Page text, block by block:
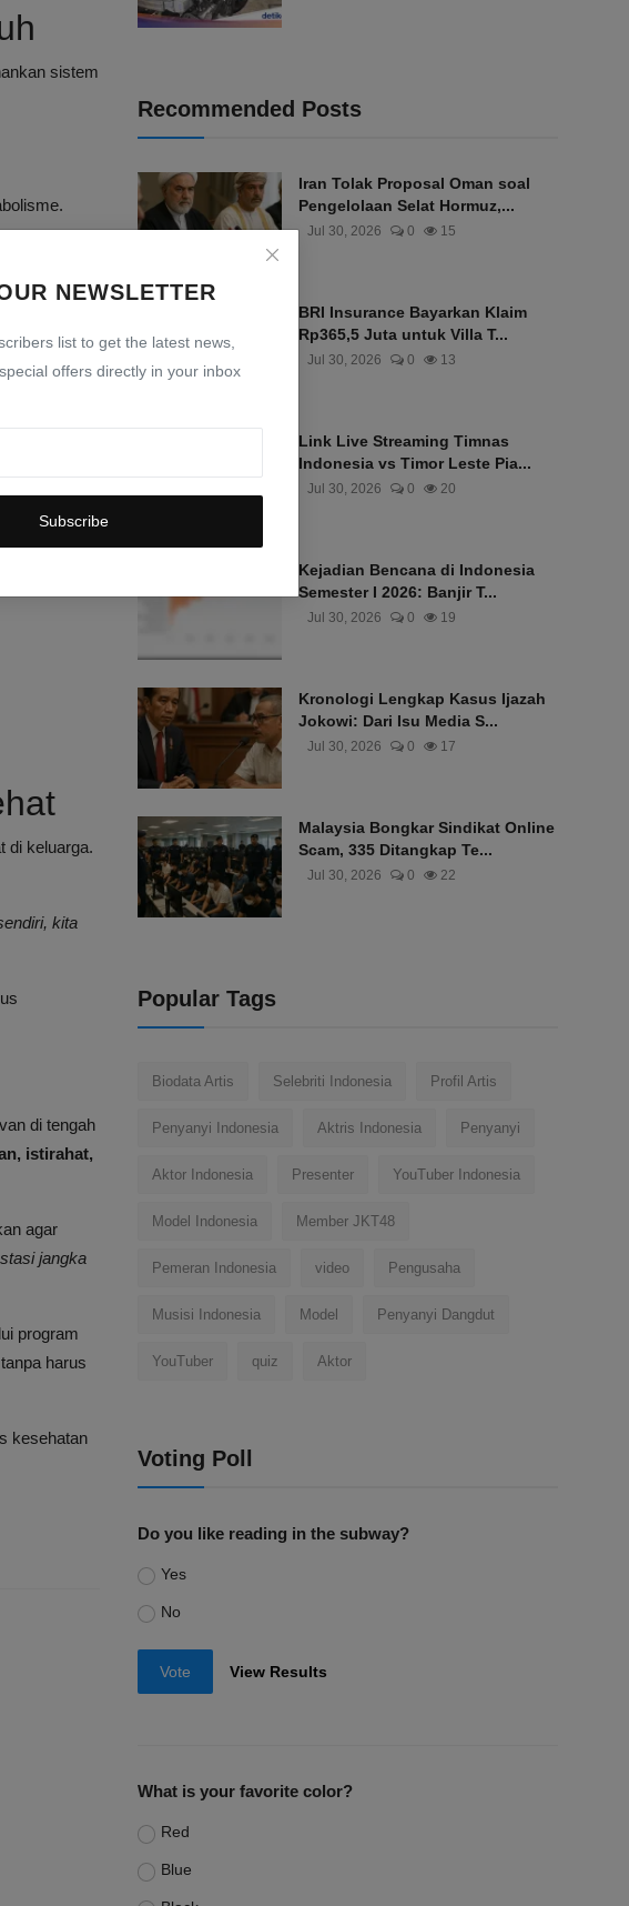
NEWSLETTER
list to get the latest news,
offers directly in your inbox
Subscribe
sistem
Jadi
bisa
di keluarga.
kita
di tengah
istirahat,
agar
jangka
program
harus
kesehatan
Recommended Posts
Iran Tolak Proposal Oman soal
Pengelolaan Selat Hormuz,...
Jul 30, 2026 0 15
BRI Insurance Bayarkan Klaim
Rp365,5 Juta untuk Villa T...
Jul 30, 2026 0 13
Link Live Streaming Timnas
Indonesia vs Timor Leste Pia...
Jul 30, 2026 0 20
Kejadian Bencana di Indonesia
Semester I 2026: Banjir T...
Jul 30, 2026 0 19
Kronologi Lengkap Kasus Ijazah
Jokowi: Dari Isu Media S...
Jul 30, 2026 0 17
Malaysia Bongkar Sindikat Online
Scam, 335 Ditangkap Te...
Jul 30, 2026 0 22
Popular Tags
Biodata Artis Selebriti Indonesia Profil Artis
Penyanyi Indonesia Aktris Indonesia Penyanyi
Aktor Indonesia Presenter YouTuber Indonesia
Model Indonesia Member JKT48
Pemeran Indonesia video Pengusaha
Musisi Indonesia Model Penyanyi Dangdut
YouTuber quiz Aktor
Voting Poll
Do you like reading in the subway?
Yes
No
Vote View Results
What is your favorite color?
Red
Blue